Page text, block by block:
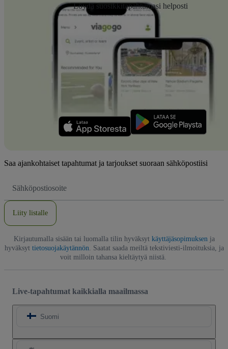
Löydä suosikkitapahtumasi helposti
Saa ajankohtaiset tapahtumat ja tarjoukset suoraan sähköpostiisi
Liity listalle
Kirjautumalla sisään tai luomalla tilin hyväksyt käyttäjäsopimuksenja
hyväksyt tietosuojakäytännön. Saatat saada meiltä tekstiviesti-ilmoituksia, ja
voit milloin tahansa kieltäytyä niistä.
Live-tapahtumat kaikkialla maailmassa
Suomi